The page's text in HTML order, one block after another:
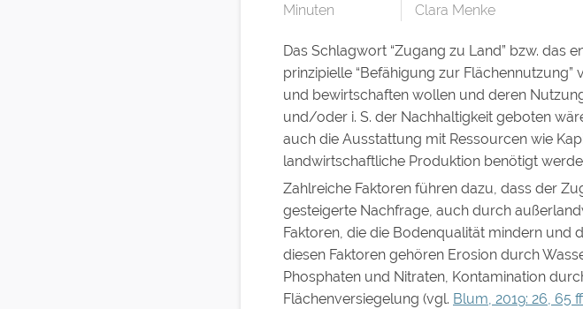
Minuten
Clara Menke
Das Schlagwort “Zugang zu Land” bzw. das
prinzipielle “Befähigung zur Flächennutzung”
und bewirtschaften wollen und deren
und/oder i. S. der Nachhaltigkeit geboten
auch die Ausstattung mit Ressourcen wie
landwirtschaftliche Produktion benötigt
Zahlreiche Faktoren führen dazu, dass der
gesteigerte Nachfrage, auch durch
Faktoren, die die Bodenqualität mindern und
diesen Faktoren gehören Erosion durch
Phosphaten und Nitraten, Kontamination
Flächenversiegelung (vgl. Blum, 2019: 26, 65